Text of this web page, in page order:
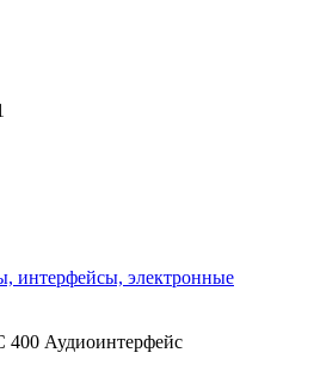
интерфейсы, электронные
400 Аудиоинтерфейс